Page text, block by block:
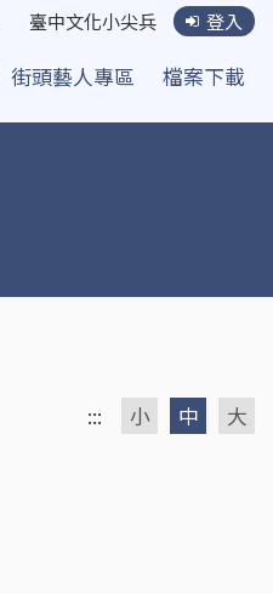
臺中文化小尖兵 登入
街頭藝人專區
檔案下載
::: 小 中 大